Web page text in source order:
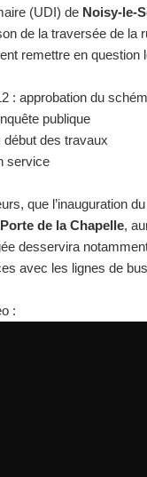
(UDI) de Noisy-le-
de la traversée de la
remettre en question
: approbation du
publique
début des travaux
service
que l’inauguration
Porte de la Chapelle,
desservira
avec les lignes de
: